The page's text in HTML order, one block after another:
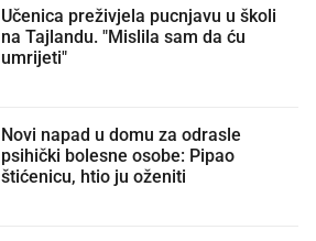
Učenica preživjela pucnjavu u školi
na Tajlandu. "Mislila sam da ću
umrijeti"
Novi napad u domu za odrasle
psihički bolesne osobe: Pipao
štićenicu, htio ju oženiti